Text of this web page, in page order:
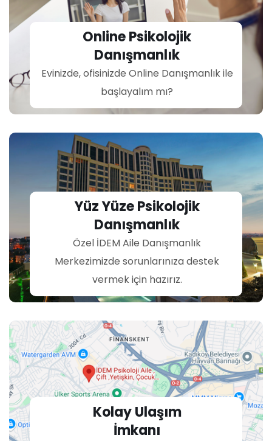
Online Psikolojik
Danışmanlık
Evinizde, ofisinizde Online Danışmanlık ile
başlayalım mı?
Yüz Yüze Psikolojik
Danışmanlık
Özel İDEM Aile Danışmanlık
Merkezimizde sorunlarınıza destek
vermek için hazırız.
Kolay Ulaşım
İmkanı